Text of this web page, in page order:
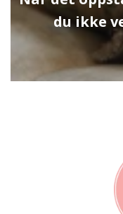
du ikke